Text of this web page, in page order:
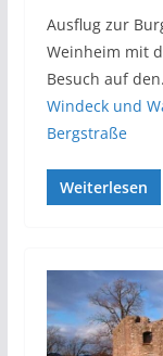
Ausflug zur
Weinheim mit
Besuch auf
Windeck und
Bergstraße
Weiterlesen